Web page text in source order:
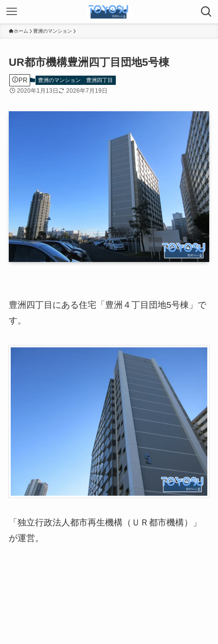
ホーム 豊洲のマンション
UR都市機構豊洲四丁目団地5号棟
PR 豊洲のマンション 豊洲四丁目
2020年1月13日 2026年7月19日
豊洲四丁目にある住宅「豊洲４丁目団地5号棟」で
す。
「独立行政法人都市再生機構（ＵＲ都市機構）」
が運営。